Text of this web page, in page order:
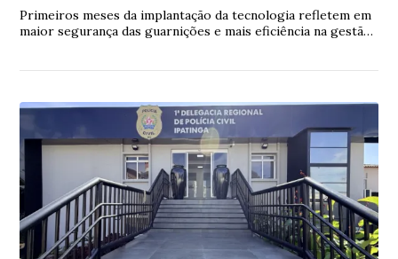
Primeiros meses da implantação da tecnologia refletem em
maior segurança das guarnições e mais eficiência na gestão